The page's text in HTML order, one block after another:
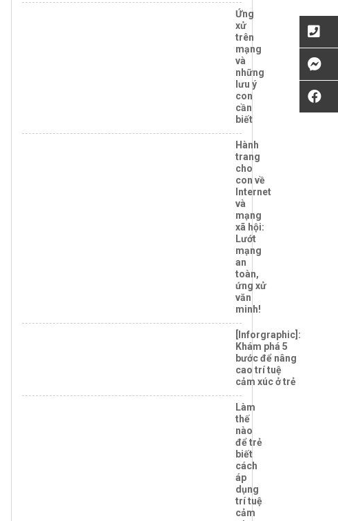
Ứng
xử
trên
mạng
và
những
lưu ý
con
cần
biết
Hành
trang
cho
con về
Internet
và
mạng
xã hội:
Lướt
mạng
an
toàn,
ứng xử
văn
minh!
[Inforgraphic]:
Khám phá 5
bước để nâng
cao trí tuệ
cảm xúc ở trẻ
Làm
thế
nào
để trẻ
biết
cách
áp
dụng
trí tuệ
cảm